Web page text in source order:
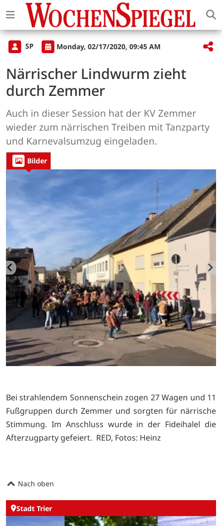
SP Monday, 02/17/2020, 09:45 AM
Närrischer Lindwurm zieht
durch Zemmer
Auch in dieser Session hat der KV Zemmer
wieder zum närrischen Treiben mit Tanzparty
und Karnevalsumzug eingeladen.
Bilder
Bei strahlendem Sonnenschein zogen 27 Wagen und 11
Fußgruppen durch Zemmer und sorgten für närrische
Stimmung. Im Anschluss wurde in der Fideihalel die
Afterzugparty gefeiert. RED, Fotos: Heinz
Nach oben
Stadt Trier